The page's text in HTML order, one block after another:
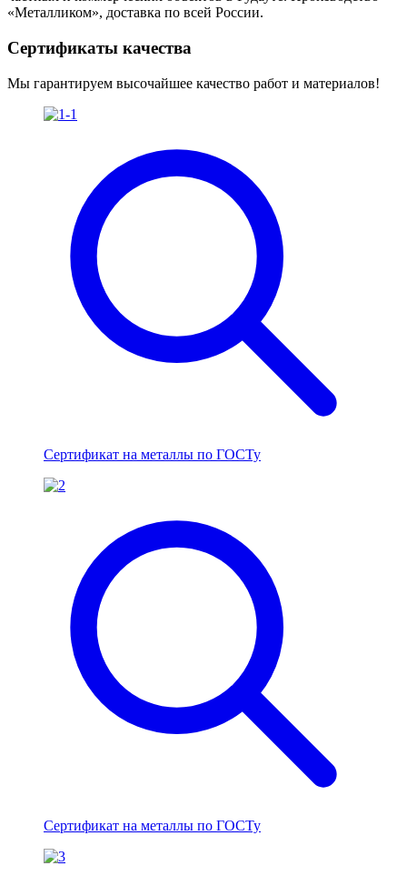
«Металликом», доставка по всей России.
Сертификаты качества
Мы гарантируем высочайшее качество работ и материалов!
Сертификат на металлы по ГОСТу
Сертификат на металлы по ГОСТу